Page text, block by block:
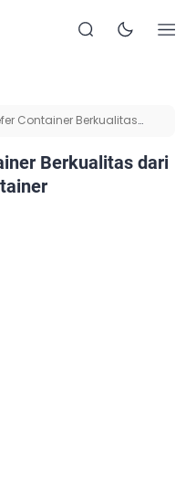
Container Berkualitas
Berkualitas dari